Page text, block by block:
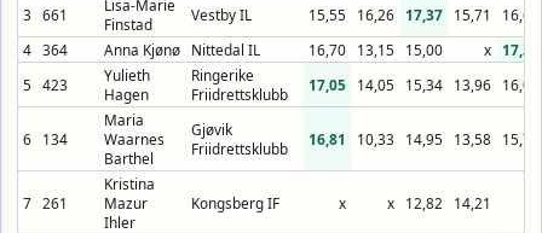
3 661
Lisa-Marie
Finstad
Vestby IL 15,55 16,26 17,37 15,71
16,62
4 364 Anna Kjønø Nittedal IL 16,70 13,15 15,00 x
17,34
5
423
Yulieth
Hagen
Ringerike
Friidrettsklubb
17,05 14,05 15,34 13,96 16,09
6 134
Maria
Waarnes
Barthel
Gjøvik
Friidrettsklubb
16,81 10,33 14,95 13,58 15,79
7 261
Kristina
Mazur
Ihler
Kongsberg IF x x 12,82 14,21